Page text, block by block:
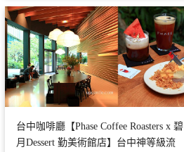
台中咖啡廳【Phase Coffee Roasters x 碧
月Dessert 勤美術館店】台中神等級流